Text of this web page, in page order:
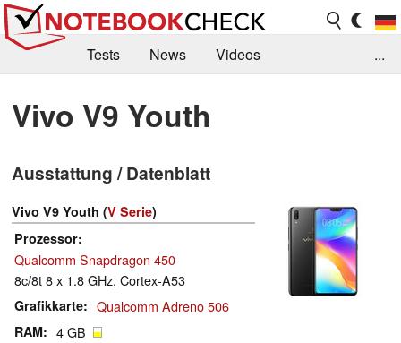
Tests News
Videos
Kaufberatung
Deals Suche
Forum
...
Vivo V9 Youth
Ausstattung / Datenblatt
Vivo V9 Youth (V Serie)
Prozessor
Qualcomm Snapdragon 450
8c/8t 8 x 1.8 GHz, Cortex-A53
Grafikkarte Qualcomm Adreno 506
RAM 4 GB